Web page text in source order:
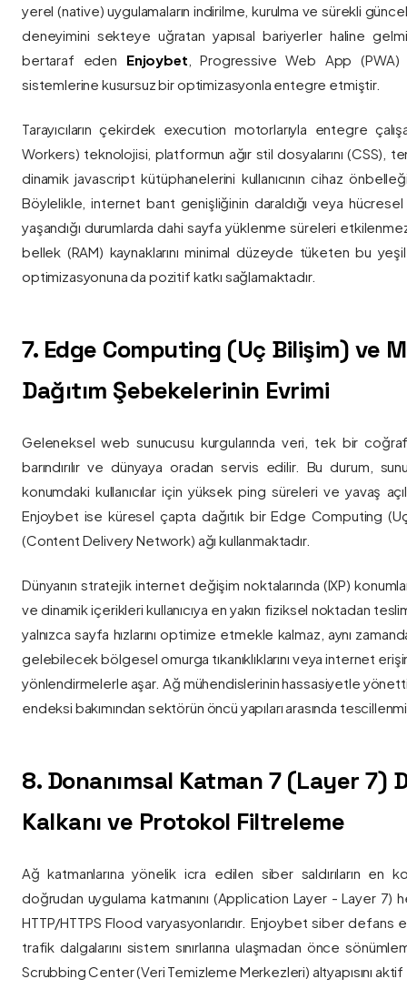
yerel (native) uygulamaların indirilme, kurulma ve sürekli
deneyimini sekteye uğratan yapısal bariyerler haline
bertaraf eden Enjoybet , Progressive Web App (PWA)
sistemlerine kusursuz bir optimizasyonla entegre etmiştir.
Tarayıcıların çekirdek execution motorlarıyla entegre
Workers) teknolojisi, platformun ağır stil dosyalarını (CSS),
dinamik javascript kütüphanelerini kullanıcının cihaz
Böylelikle, internet bant genişliğinin daraldığı veya
yaşandığı durumlarda dahi sayfa yüklenme süreleri
bellek (RAM) kaynaklarını minimal düzeyde tüketen bu yeşil
optimizasyonuna da pozitif katkı sağlamaktadır.
7. Edge Computing (Uç Bilişim) ve
Dağıtım Şebekelerinin Evrimi
Geleneksel web sunucusu kurgularında veri, tek bir
barındırılır ve dünyaya oradan servis edilir. Bu durum,
konumdaki kullanıcılar için yüksek ping süreleri ve yavaş
Enjoybet ise küresel çapta dağıtık bir Edge Computing
(Content Delivery Network) ağı kullanmaktadır.
Dünyanın stratejik internet değişim noktalarında (IXP)
ve dinamik içerikleri kullanıcıya en yakın fiziksel noktadan
yalnızca sayfa hızlarını optimize etmekle kalmaz, aynı
gelebilecek bölgesel omurga tıkanıklıklarını veya internet
yönlendirmelerle aşar. Ağ mühendislerinin hassasiyetle
endeksi bakımından sektörün öncü yapıları arasında
8. Donanımsal Katman 7 (Layer 7)
Kalkanı ve Protokol Filtreleme
Ağ katmanlarına yönelik icra edilen siber saldırıların en
doğrudan uygulama katmanını (Application Layer - Layer 7)
HTTP/HTTPS Flood varyasyonlarıdır. Enjoybet siber
trafik dalgalarını sistem sınırlarına ulaşmadan önce
Scrubbing Center (Veri Temizleme Merkezleri) altyapısını